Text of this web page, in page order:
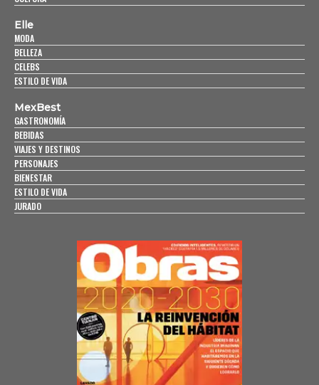
Elle
MODA
BELLEZA
CELEBS
ESTILO DE VIDA
MexBest
GASTRONOMÍA
BEBIDAS
VIAJES Y DESTINOS
PERSONAJES
BIENESTAR
ESTILO DE VIDA
JURADO